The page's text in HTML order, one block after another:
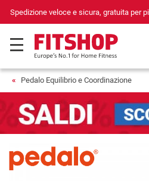
Spedizione veloce e sicura, gratuita per
Pedalo Equilibrio e Coordinazione